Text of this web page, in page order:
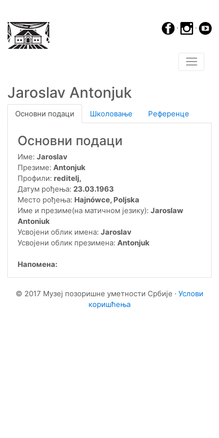
· ·
Jaroslav Antonjuk
Основни подаци Школовање Референце
Основни подаци
Име: Jaroslav
Презиме: Antonjuk
Профили: reditelj,
Датум рођења: 23.03.1963
Место рођења: Hajnówce, Poljska
Име и презиме(на матичном језику): Jaroslaw
Antoniuk
Усвојени облик имена: Jaroslav
Усвојени облик презимена: Antonjuk
Напомена:
© 2017 Музеј позоришне уметности Србије · Услови
коришћења